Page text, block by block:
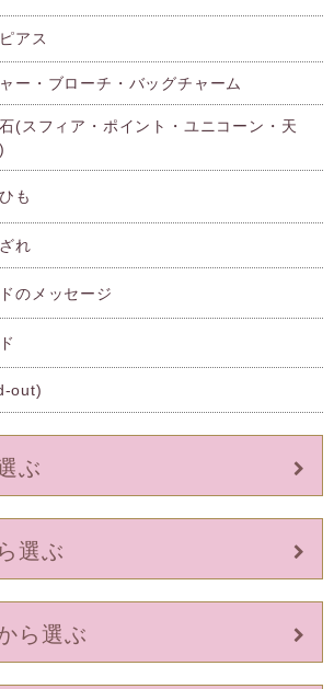
アス
ー・ブローチ・バッグチャーム
(スフィア・ポイント・ユニコーン・天
も
れ
のメッセージ
out)
ぶ
選ぶ
ら選ぶ